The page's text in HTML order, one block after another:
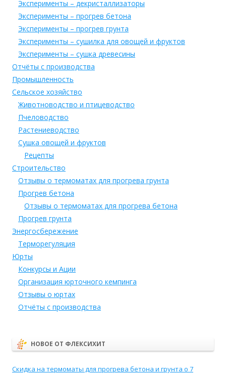
Эксперименты – декристаллизаторы
Эксперименты – прогрев бетона
Эксперименты – прогрев грунта
Эксперименты – сушилка для овощей и фруктов
Эксперименты – сушка древесины
Отчёты с производства
Промышленность
Сельское хозяйство
Животноводство и птицеводство
Пчеловодство
Растениеводство
Сушка овощей и фруктов
Рецепты
Строительство
Отзывы о термоматах для прогрева грунта
Прогрев бетона
Отзывы о термоматах для прогрева бетона
Прогрев грунта
Энергосбережение
Терморегуляция
Юрты
Конкурсы и Ации
Организация юрточного кемпинга
Отзывы о юртах
Отчёты с производства
НОВОЕ ОТ ФЛЕКСИХИТ
Скидка на термоматы для прогрева бетона и грунта о 7